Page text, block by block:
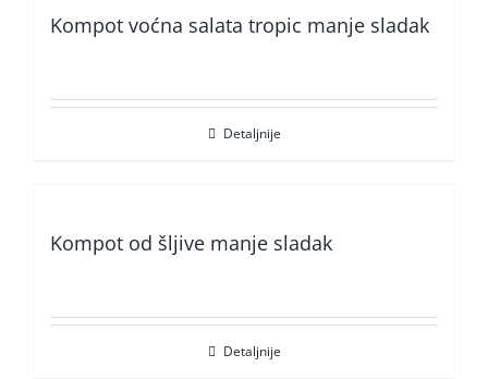
Kompot voćna salata tropic manje sladak
Detaljnije
Kompot od šljive manje sladak
Detaljnije